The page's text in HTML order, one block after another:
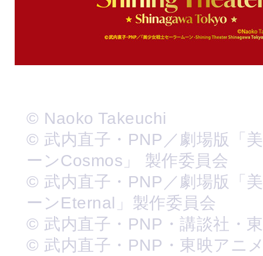
© Naoko Takeuchi
© 武内直子・PNP／劇場版「
ーンCosmos」 製作委員会
© 武内直子・PNP／劇場版「
ーンEternal」製作委員会
© 武内直子・PNP・講談社・
© 武内直子・PNP・東映アニ